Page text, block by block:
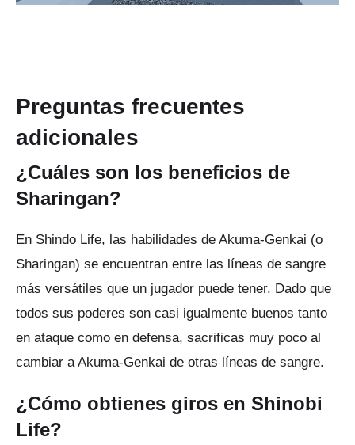
Preguntas frecuentes
adicionales
¿Cuáles son los beneficios de
Sharingan?
En Shindo Life, las habilidades de Akuma-Genkai (o
Sharingan) se encuentran entre las líneas de sangre
más versátiles que un jugador puede tener. Dado que
todos sus poderes son casi igualmente buenos tanto
en ataque como en defensa, sacrificas muy poco al
cambiar a Akuma-Genkai de otras líneas de sangre.
¿Cómo obtienes giros en Shinobi
Life?